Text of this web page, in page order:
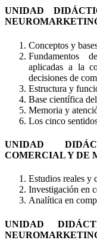
UNIDAD
Conceptos y
Fundamentos
aplicadas a la
decisiones de
Estructura y
Base científica
Memoria y
Los cinco
UNIDAD
COMERCIAL Y DE
Estudios reales y
Investigación en
Analítica en
UNIDAD